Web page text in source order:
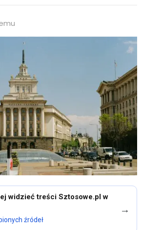
widzieć treści Sztosowe.pl w
źródeł
→